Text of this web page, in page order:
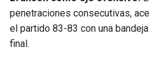
penetraciones consecutivas,
el partido 83-83 con una
final.